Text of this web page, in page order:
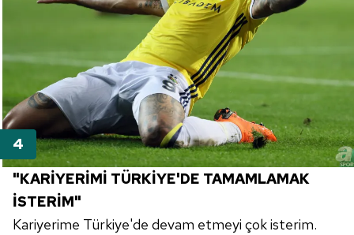
reklam/pazarlama faaliyetlerinin yapılması, amaçlarıyla
sınırlı olarak açık rızanız dahilinde kullanılacaktır.
Çerezlere ilişkin tercihlerinizi aşağıda yer alan panel
vasıtasıyla belirleyebilirsiniz. Çerezlere ilişkin detaylı bilgi
için Ayarlar butonuna tıklayabilir,Çerez Bilgilendirme
Metnimiziziyaret edebilirsiniz.
6698 sayılı Kişisel Verilerin Korunması Kanunu uyarınca
hazırlanmış Aydınlatma Metnimizi okumak ve sitemizde
ilgili mevzuata uygun olarak kullanılan çerezlerle ilgili bilgi
almak için lütfentıklayınız.
"KARİYERİMİ TÜRKİYE'DE TAMAMLAMAK
İSTERİM"
Kariyerime Türkiye'de devam etmeyi çok isterim.